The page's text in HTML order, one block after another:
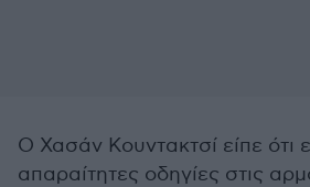
Ο Χασάν Κουντακτσί είπε ότι
απαραίτητες οδηγίες στις